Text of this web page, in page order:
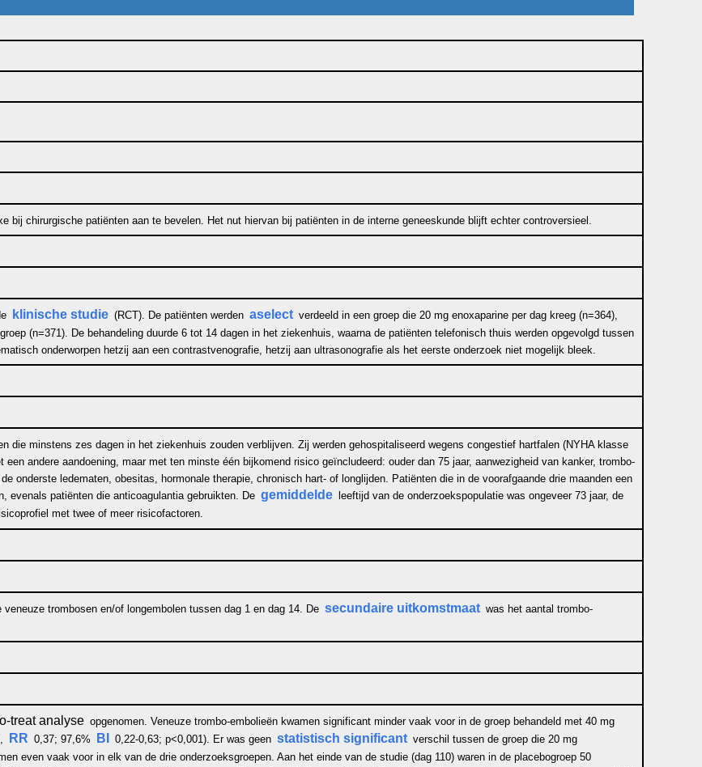
bij chirurgische patiënten aan te bevelen. Het nut hiervan bij patiënten in de interne geneeskunde blijft echter controversieel.
klinische studie (RCT). De patiënten werden aselect verdeeld in een groep die 20 mg enoxaparine per dag kreeg (n=364),
(n=371). De behandeling duurde 6 tot 14 dagen in het ziekenhuis, waarna de patiënten telefonisch thuis werden opgevolgd tussen
onderworpen hetzij aan een contrastvenografie, hetzij aan ultrasonografie als het eerste onderzoek niet mogelijk bleek.
die minstens zes dagen in het ziekenhuis zouden verblijven. Zij werden gehospitaliseerd wegens congestief hartfalen (NYHA klasse
andere aandoening, maar met ten minste één bijkomend risico geïncludeerd: ouder dan 75 jaar, aanwezigheid van kanker, trombo-
onderste ledematen, obesitas, hormonale therapie, chronisch hart- of longlijden. Patiënten die in de voorafgaande drie maanden een
evenals patiënten die anticoagulantia gebruikten. De gemiddelde
leeftijd van de onderzoekspopulatie was ongeveer 73 jaar, de
met twee of meer risicofactoren.
veneuze trombosen en/of longembolen tussen dag 1 en dag 14. De secundaire uitkomstmaat was het aantal trombo-
treat analyse opgenomen. Veneuze trombo-embolieën kwamen significant minder vaak voor in de groep behandeld met 40 mg
RR 0,37; 97,6% BI 0,22-0,63; p<0,001). Er was geen statistisch significant verschil tussen de groep die 20 mg
even vaak voor in elk van de drie onderzoeksgroepen. Aan het einde van de studie (dag 110) waren in de placebogroep 50